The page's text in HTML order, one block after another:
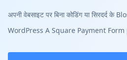
अपनी वेबसाइट पर बिना कोडिंग या सिरदर्द के
WordPress A Square Payment